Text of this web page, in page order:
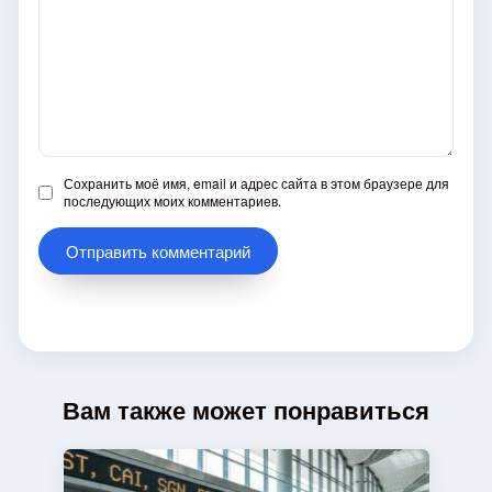
Сохранить моё имя, email и адрес сайта в этом браузере для
последующих моих комментариев.
Вам также может понравиться